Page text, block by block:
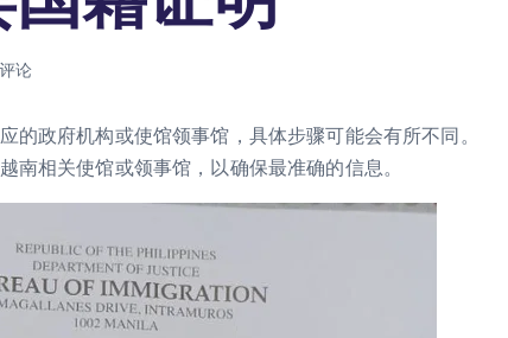
论
政府机构或使馆领事馆，具体步骤可能会有所不同。
相关使馆或领事馆，以确保最准确的信息。